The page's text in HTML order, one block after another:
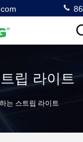
립 라이트
는 스트립 라이트